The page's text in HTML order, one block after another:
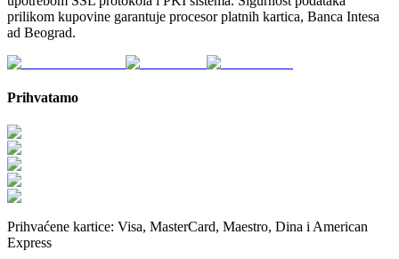
prilikom kupovine garantuje procesor platnih kartica, Banca Intesa
ad Beograd.
Prihvatamo
Prihvaćene kartice: Visa, MasterCard, Maestro, Dina i American
Express